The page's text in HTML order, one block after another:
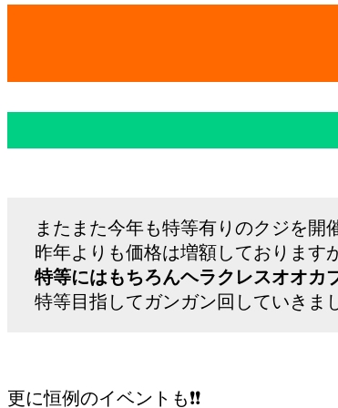
またまた今年も特等有りのクジを開
昨年よりも価格は増額しております
特等にはもちろんヘラクレスオオカ
特等目指してガンガン回していきま
更に恒例のイベントも❗️❗️